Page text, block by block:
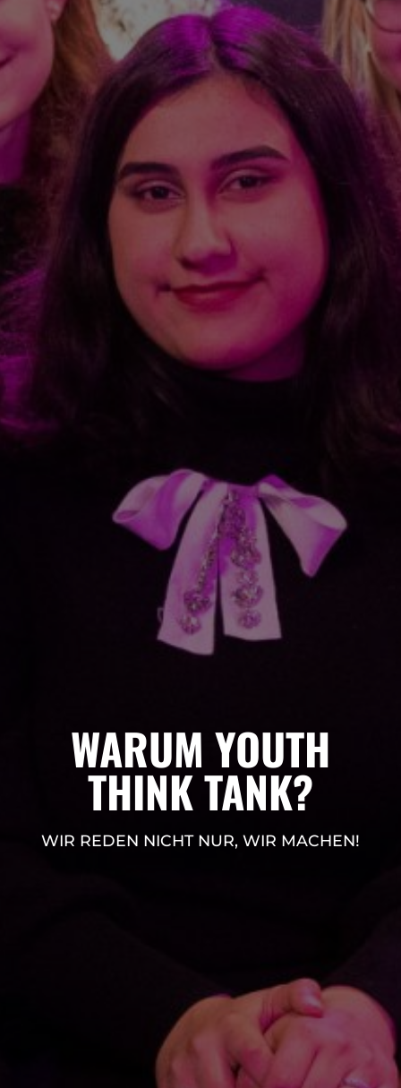
WARUM YOUTH
THINK TANK?
WIR REDEN NICHT NUR, WIR MACHEN!